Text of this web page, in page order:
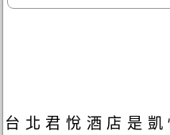
台北君悅酒店是